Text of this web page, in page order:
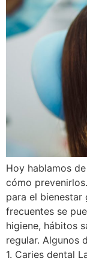
Hoy hablamos
cómo
para el bienestar
frecuentes se
higiene, hábitos
regular. Algunos
1. Caries dental